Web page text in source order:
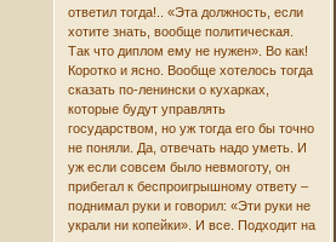
ответил тогда!.. «Эта должность, если
хотите знать, вообще политическая.
Так что диплом ему не нужен». Во как!
Коротко и ясно. Вообще хотелось тогда
сказать по-ленински о кухарках,
которые будут управлять
государством, но уж тогда его бы точно
не поняли. Да, отвечать надо уметь. И
уж если совсем было невмоготу, он
прибегал к беспроигрышному ответу –
поднимал руки и говорил: «Эти руки не
украли ни копейки». И все. Подходит на